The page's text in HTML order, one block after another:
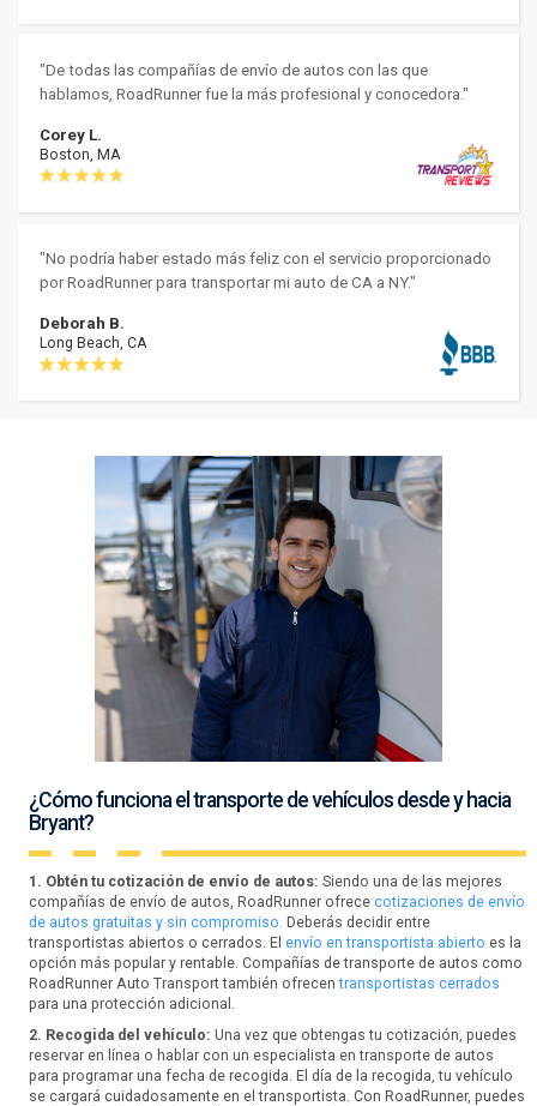
"De todas las compañías de envío de autos con las que
hablamos, RoadRunner fue la más profesional y conocedora."
Corey L.
Boston, MA
"No podría haber estado más feliz con el servicio proporcionado
por RoadRunner para transportar mi auto de CA a NY."
Deborah B.
Long Beach, CA
¿Cómo funciona el transporte de vehículos desde y hacia
Bryant?
1. Obtén tu cotización de envío de autos: Siendo una de las mejores
compañías de envío de autos, RoadRunner ofrece cotizaciones de envío
de autos gratuitas y sin compromiso. Deberás decidir entre
transportistas abiertos o cerrados. El envío en transportista abierto es la
opción más popular y rentable. Compañías de transporte de autos como
RoadRunner Auto Transport también ofrecentransportistas cerrados
para una protección adicional.
2. Recogida del vehículo: Una vez que obtengas tu cotización, puedes
reservar en línea o hablar con un especialista en transporte de autos
para programar una fecha de recogida. El día de la recogida, tu vehículo
se cargará cuidadosamente en el transportista. Con RoadRunner, puedes